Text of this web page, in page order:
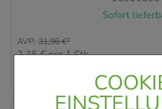
Sofort
AVP: 31,96 €²
2,35 €pro 1 Stk